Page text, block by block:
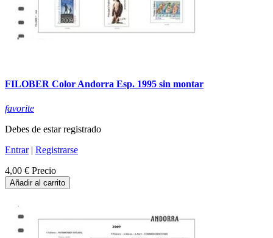
FILOBER Color Andorra Esp. 1995 sin montar
favorite
Debes de estar registrado
Entrar| Registrarse
4,00 € Precio
Añadir al carrito